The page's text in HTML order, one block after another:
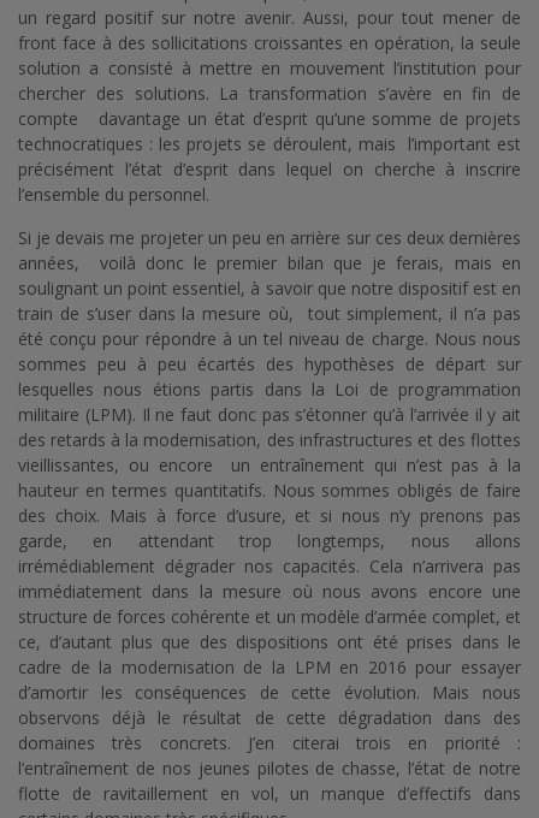
un regard positif sur notre avenir. Aussi, pour tout mener de
front face à des sollicitations croissantes en opération, la seule
solution a consisté à mettre en mouvement l’institution pour
chercher des solutions. La transformation s’avère en fin de
compte davantage un état d’esprit qu’une somme de projets
technocratiques : les projets se déroulent, mais l’important est
précisément l’état d’esprit dans lequel on cherche à inscrire
l’ensemble du personnel.
Si je devais me projeter un peu en arrière sur ces deux dernières
années, voilà donc le premier bilan que je ferais, mais en
soulignant un point essentiel, à savoir que notre dispositif est en
train de s’user dans la mesure où, tout simplement, il n’a pas
été conçu pour répondre à un tel niveau de charge. Nous nous
sommes peu à peu écartés des hypothèses de départ sur
lesquelles nous étions partis dans la Loi de programmation
militaire (LPM). Il ne faut donc pas s’étonner qu’à l’arrivée il y ait
des retards à la modernisation, des infrastructures et des flottes
vieillissantes, ou encore un entraînement qui n’est pas à la
hauteur en termes quantitatifs. Nous sommes obligés de faire
des choix. Mais à force d’usure, et si nous n’y prenons pas
garde, en attendant trop longtemps, nous allons
irrémédiablement dégrader nos capacités. Cela n’arrivera pas
immédiatement dans la mesure où nous avons encore une
structure de forces cohérente et un modèle d’armée complet, et
ce, d’autant plus que des dispositions ont été prises dans le
cadre de la modernisation de la LPM en 2016 pour essayer
d’amortir les conséquences de cette évolution. Mais nous
observons déjà le résultat de cette dégradation dans des
domaines très concrets. J’en citerai trois en priorité :
l’entraînement de nos jeunes pilotes de chasse, l’état de notre
flotte de ravitaillement en vol, un manque d’effectifs dans